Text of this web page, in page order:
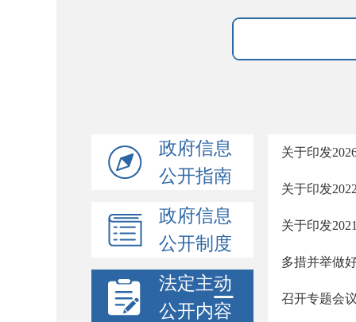
政府信息
公开指南
政府信息
公开制度
法定主动
公开内容
关于印发
关于印发
关于印发
多措并举做
召开专题会